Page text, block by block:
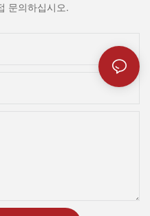
문의하십시오.